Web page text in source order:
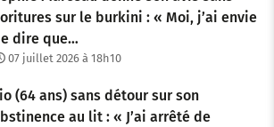
sur le burkini : « Moi, j’ai envie
dire que…
07 juillet 2026 à 18h10
(64 ans) sans détour sur son
au lit : « J’ai arrêté de